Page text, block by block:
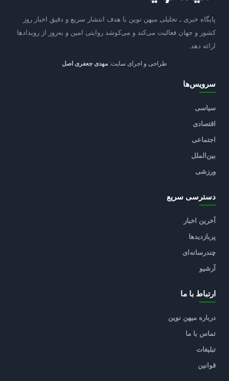
پایگاه خبری ـ تحلیلی میهن نوین با هدف انتشار سریع و دقیق اخبار روز
کشور و جهان فعالیت می‌کند و می‌کوشد روایتی امین و به‌روز از رویدادها
ارائه دهد.
طراحی و اجرای سایت: مهدی جعفری اصل
سرویس‌ها
سیاسی
اقتصادی
اجتماعی
بین‌الملل
ورزشی
دسترسی سریع
آخرین اخبار
پربازدیدها
چندرسانه‌ای
آرشیو
ارتباط با ما
درباره میهن نوین
تماس با ما
تبلیغات
قوانین